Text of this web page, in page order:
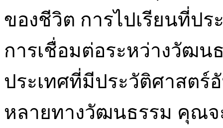
ของชีวิต การไปเรียนที่ปร
การเชื่อมต่อระหว่างวัฒน
ประเทศที่มีประวัติศาสต
หลายทางวัฒนธรรม คุณจ